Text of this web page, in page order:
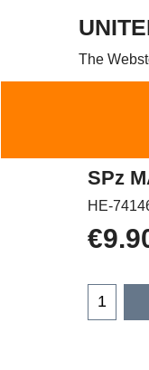
The
SPz
HE-
€